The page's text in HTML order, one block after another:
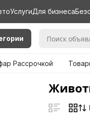
УслугиДля бизнеса
Рассрочкой